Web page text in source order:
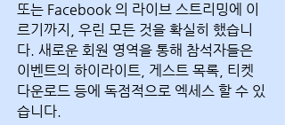
또는 Facebook 의 라이브 스트리밍에 이
르기까지, 우린 모든 것을 확실히 했습니
다. 새로운 회원 영역을 통해 참석자들은
이벤트의 하이라이트, 게스트 목록, 티켓
다운로드 등에 독점적으로 엑세스 할 수 있
습니다.